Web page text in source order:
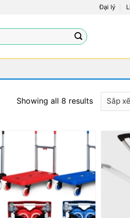
Đại lý
Showing all 8 results